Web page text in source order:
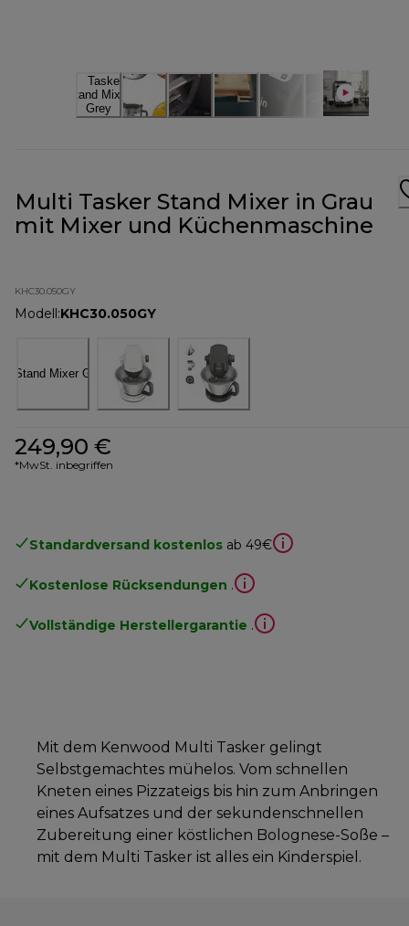
Multi Tasker Stand Mixer in Grau
mit Mixer und Küchenmaschine
KHC30.050GY
Modell:KHC30.050GY
249,90 €
*MwSt. inbegriffen
Standardversand kostenlos ab 49€
Kostenlose Rücksendungen .
Vollständige Herstellergarantie .
Mit dem Kenwood Multi Tasker gelingt
Selbstgemachtes mühelos. Vom schnellen
Kneten eines Pizzateigs bis hin zum Anbringen
eines Aufsatzes und der sekundenschnellen
Zubereitung einer köstlichen Bolognese-Soße –
mit dem Multi Tasker ist alles ein Kinderspiel.